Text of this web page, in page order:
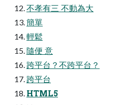
不孝有三 不動為大
簡單
輕鬆
隨便 意
跨平台？不跨平台？
跨平台
HTML5